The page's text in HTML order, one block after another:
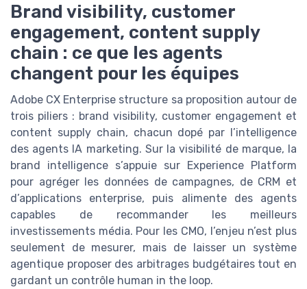
Brand visibility, customer
engagement, content supply
chain : ce que les agents
changent pour les équipes
Adobe CX Enterprise structure sa proposition autour de
trois piliers : brand visibility, customer engagement et
content supply chain, chacun dopé par l’intelligence
des agents IA marketing. Sur la visibilité de marque, la
brand intelligence s’appuie sur Experience Platform
pour agréger les données de campagnes, de CRM et
d’applications enterprise, puis alimente des agents
capables de recommander les meilleurs
investissements média. Pour les CMO, l’enjeu n’est plus
seulement de mesurer, mais de laisser un système
agentique proposer des arbitrages budgétaires tout en
gardant un contrôle human in the loop.